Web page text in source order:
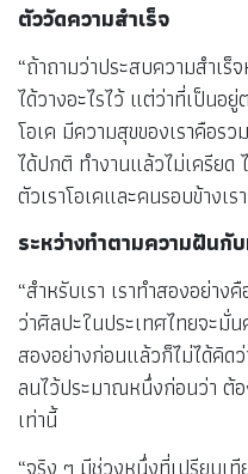
ตัววัดความสำเร็จ
“ถ้าถามว่าประสบความสำเร็
ได้วางอะไรไว้ แต่ว่าที่เป็นอ
โอเค มีความสุขของเราคือร
ได้ปกติ ทำงานแล้วไม่เครียด
ตัวเราโอเคและคนรอบข้างเร
ระหว่างทำตามความฝันกั
“สำหรับเรา เราทำสองอย่าง
ว่าศิลปะในประเทศไทยจะมั่น
สองอย่างก่อนแล้วก็ไม่ได้คิด
ลนไว้ประมาณหนึ่งก่อนว่า ต้
เท่านี้
“จริง ๆ มีช่วงหนึ่งที่เปรียบเ